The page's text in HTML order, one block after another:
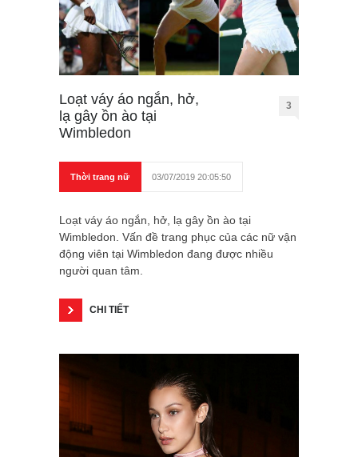
Loạt váy áo ngắn, hở,
lạ gây ồn ào tại
Wimbledon
3
Thời trang nữ 03/07/2019 20:05:50
Loạt váy áo ngắn, hở, lạ gây ồn ào tại
Wimbledon. Vấn đề trang phục của các nữ vận
động viên tại Wimbledon đang được nhiều
người quan tâm.
CHI TIẾT